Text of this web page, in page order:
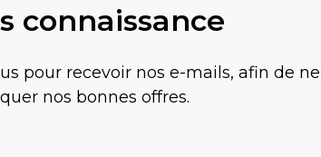
connaissance
pour recevoir nos e-mails, afin de ne
nos bonnes offres.